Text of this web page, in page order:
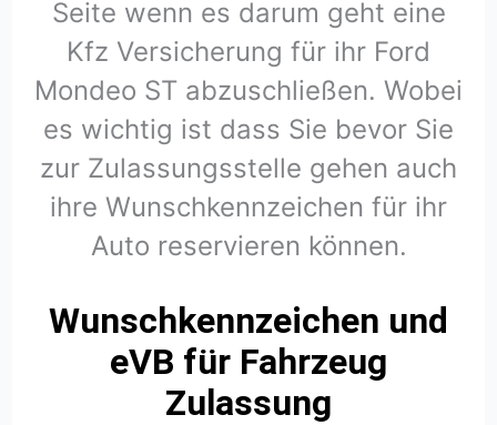
Seite wenn es darum geht eine
Kfz Versicherung für ihr Ford
Mondeo ST abzuschließen. Wobei
es wichtig ist dass Sie bevor Sie
zur Zulassungsstelle gehen auch
ihre Wunschkennzeichen für ihr
Auto reservieren können.
Wunschkennzeichen und
eVB für Fahrzeug
Zulassung